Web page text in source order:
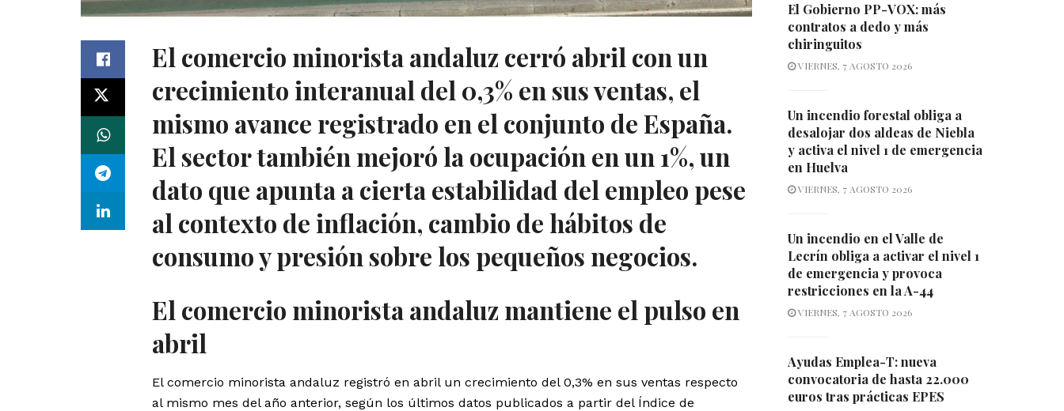
El comercio minorista andaluz cerró abril con un
crecimiento interanual del 0,3% en sus ventas, el
mismo avance registrado en el conjunto de España.
El sector también mejoró la ocupación en un 1%, un
dato que apunta a cierta estabilidad del empleo pese
al contexto de inflación, cambio de hábitos de
consumo y presión sobre los pequeños negocios.
El comercio minorista andaluz mantiene el pulso en
abril
El comercio minorista andaluz registró en abril un crecimiento del 0,3% en sus ventas respecto
al mismo mes del año anterior, según los últimos datos publicados a partir del Índice de
El Gobierno PP-VOX: más
contratos a dedo y más
chiringuitos
VIERNES, 7 AGOSTO 2026
Un incendio forestal obliga a
desalojar dos aldeas de Niebla
y activa el nivel 1 de emergencia
en Huelva
VIERNES, 7 AGOSTO 2026
Un incendio en el Valle de
Lecrín obliga a activar el nivel 1
de emergencia y provoca
restricciones en la A-44
VIERNES, 7 AGOSTO 2026
Ayudas Emplea-T: nueva
convocatoria de hasta 22.000
euros tras prácticas EPES